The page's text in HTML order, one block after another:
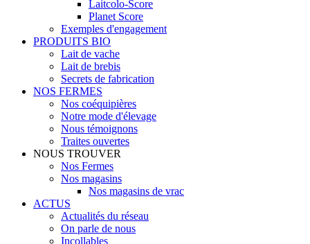
Laitcolo-Score
Planet Score
Exemples d'engagement
PRODUITS BIO
Lait de vache
Lait de brebis
Secrets de fabrication
NOS FERMES
Nos coéquipières
Notre mode d'élevage
Nous témoignons
Traites ouvertes
NOUS TROUVER
Nos Fermes
Nos magasins
Nos magasins de vrac
ACTUS
Actualités du réseau
On parle de nous
Incollables